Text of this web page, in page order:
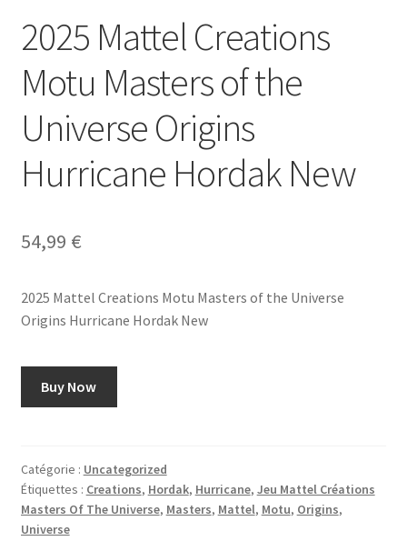
2025 Mattel Creations
Motu Masters of the
Universe Origins
Hurricane Hordak New
54,99 €
2025 Mattel Creations Motu Masters of the Universe
Origins Hurricane Hordak New
Buy Now
Catégorie : Uncategorized
Étiquettes : Creations, Hordak, Hurricane, Jeu Mattel Créations
Masters Of The Universe, Masters, Mattel, Motu, Origins,
Universe